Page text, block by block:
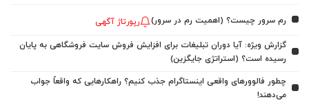
رم سرور چیست؟ (اهمیت رم در سرور) رپورتاژ آگهی
گزارش ویژه: آیا دوران تبلیغات برای افزایش فروش سایت فروشگاهی به پایان
رسیده است؟ (استراتژی جایگزین)
چطور فالوورهای واقعی اینستاگرام جذب کنیم؟ راهکارهایی که واقعاً جواب
می‌دهند!